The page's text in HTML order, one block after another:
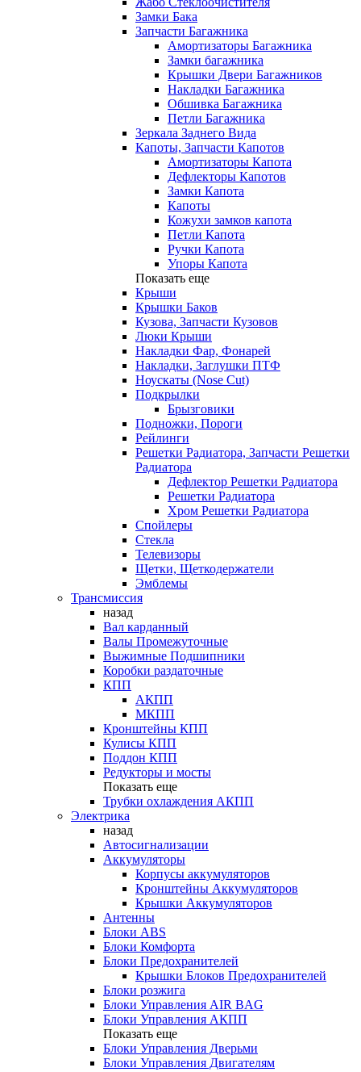
Замки Бака
Запчасти Багажника
Амортизаторы Багажника
Замки багажника
Крышки Двери Багажников
Накладки Багажника
Обшивка Багажника
Петли Багажника
Зеркала Заднего Вида
Капоты, Запчасти Капотов
Амортизаторы Капота
Дефлекторы Капотов
Замки Капота
Капоты
Кожухи замков капота
Петли Капота
Ручки Капота
Упоры Капота
Показать еще
Крыши
Крышки Баков
Кузова, Запчасти Кузовов
Люки Крыши
Накладки Фар, Фонарей
Накладки, Заглушки ПТФ
Ноускаты (Nose Cut)
Подкрылки
Брызговики
Подножки, Пороги
Рейлинги
Решетки Радиатора, Запчасти Решетки
Радиатора
Дефлектор Решетки Радиатора
Решетки Радиатора
Хром Решетки Радиатора
Спойлеры
Стекла
Телевизоры
Щетки, Щеткодержатели
Эмблемы
Трансмиссия
назад
Вал карданный
Валы Промежуточные
Выжимные Подшипники
Коробки раздаточные
КПП
АКПП
МКПП
Кронштейны КПП
Кулисы КПП
Поддон КПП
Редукторы и мосты
Показать еще
Трубки охлаждения АКПП
Электрика
назад
Автосигнализации
Аккумуляторы
Корпусы аккумуляторов
Кронштейны Аккумуляторов
Крышки Аккумуляторов
Антенны
Блоки ABS
Блоки Комфорта
Блоки Предохранителей
Крышки Блоков Предохранителей
Блоки розжига
Блоки Управления AIR BAG
Блоки Управления АКПП
Показать еще
Блоки Управления Дверьми
Блоки Управления Двигателям